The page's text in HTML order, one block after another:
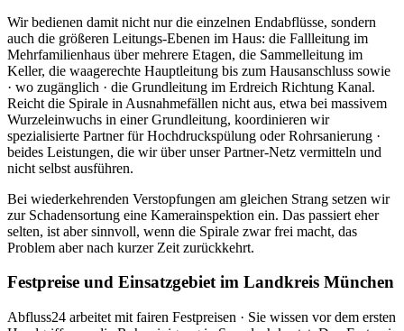
Wir bedienen damit nicht nur die einzelnen Endabflüsse, sondern
auch die größeren Leitungs-Ebenen im Haus: die Fallleitung im
Mehrfamilienhaus über mehrere Etagen, die Sammelleitung im
Keller, die waagerechte Hauptleitung bis zum Hausanschluss sowie
· wo zugänglich · die Grundleitung im Erdreich Richtung Kanal.
Reicht die Spirale in Ausnahmefällen nicht aus, etwa bei massivem
Wurzeleinwuchs in einer Grundleitung, koordinieren wir
spezialisierte Partner für Hochdruckspülung oder Rohrsanierung ·
beides Leistungen, die wir über unser Partner-Netz vermitteln und
nicht selbst ausführen.
Bei wiederkehrenden Verstopfungen am gleichen Strang setzen wir
zur Schadensortung eine Kamerainspektion ein. Das passiert eher
selten, ist aber sinnvoll, wenn die Spirale zwar frei macht, das
Problem aber nach kurzer Zeit zurückkehrt.
Festpreise und Einsatzgebiet im Landkreis München
Abfluss24 arbeitet mit fairen Festpreisen · Sie wissen vor dem ersten